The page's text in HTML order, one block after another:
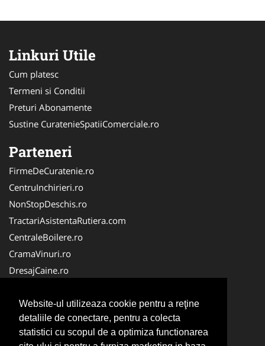
Website-ul utilizeaza cookie pentru a reţine
detaliile de conectare, pentru a colecta
statistici cu scopul de a optimiza functionarea
Linkuri Utile
Cum platesc
Termeni si Conditii
Preturi Abonamente
Sustine CuratenieSpatiiComerciale.ro
Parteneri
FirmeDeCuratenie.ro
CentruInchirieri.ro
NonStopDeschis.ro
TractariAsistentaRutiera.com
CentraleBoilere.ro
CramaVinuri.ro
DresajCaine.ro
Alpinist-Utilitar.com
Birouri-Cadastru.ro
Curatenie-Generala.com